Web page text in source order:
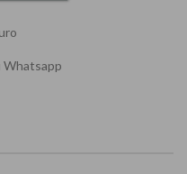
Whatsapp